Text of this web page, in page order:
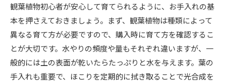
観葉植物初心者が安心して育てられるように、お手入れの基
本を押さえておきましょう。まず、観葉植物は種類によって
異なる育て方が必要ですので、購入時に育て方を確認するこ
とが大切です。水やりの頻度や量もそれぞれ違いますが、一
般的には土の表面が乾いたらたっぷりと水を与えます。葉の
手入れも重要で、ほこりを定期的に拭き取ることで光合成を